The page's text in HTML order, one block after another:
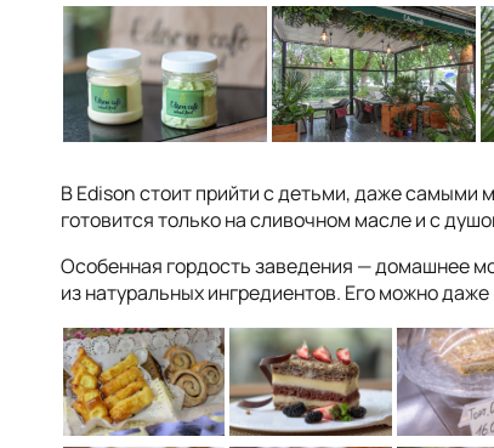
В Edison стоит прийти с детьми, даже самыми
готовится только на сливочном масле и с
Особенная гордость заведения — домашнее
из натуральных ингредиентов. Его можно